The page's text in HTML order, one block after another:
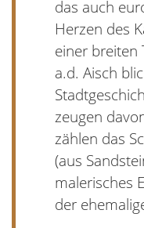
das auch
Herzen des
einer breiten
a.d. Aisch
zeugen
zählen das
(aus
malerisches
der